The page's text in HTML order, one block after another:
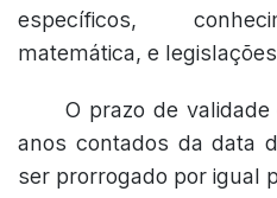
específicos,
matemática, e
O prazo de
anos contados da data
ser prorrogado por igual